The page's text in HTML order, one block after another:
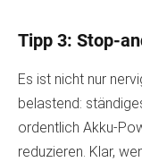
Tipp 3: Stop-
Es ist nicht nur
belastend:
ordentlich Akku-
reduzieren. Klar,